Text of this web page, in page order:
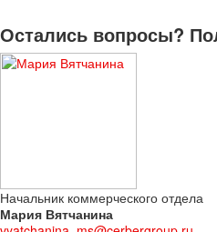
Остались вопросы?
Начальник коммерческого отдела
Мария Вятчанина